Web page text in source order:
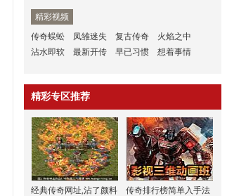
精彩视频
传奇蜈蚣
凤雏迷失 复古传奇
火焰之中
沾水即软
最新开传 早已习惯 想着事情
精彩专区推荐
经典传奇网址,沾了颜料
传奇排行榜简单入手法